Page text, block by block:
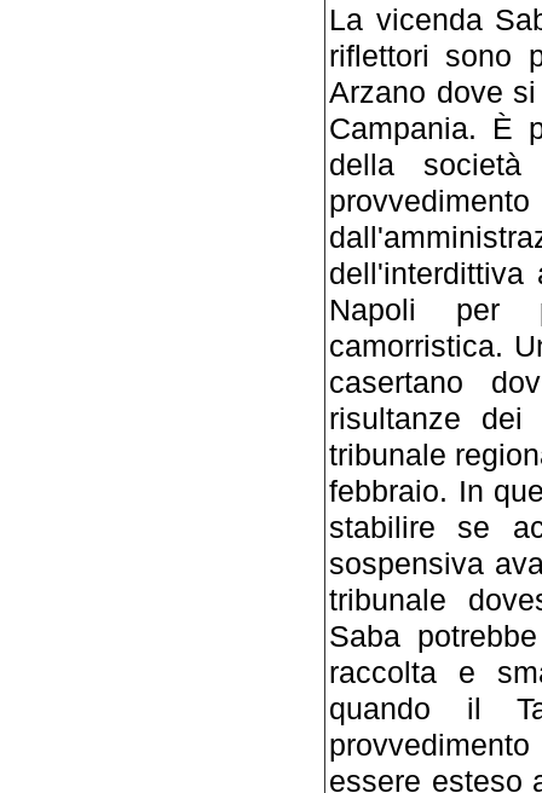
La vicenda
riflettori sono
Arzano dove
Campania. È
della
dell'interdittiva
Napoli per
camorristica.
casertano
risultanze
tribunale
febbraio. In
stabilire se
sospensiva
tribunale
Saba
raccolta e
quando il
essere esteso